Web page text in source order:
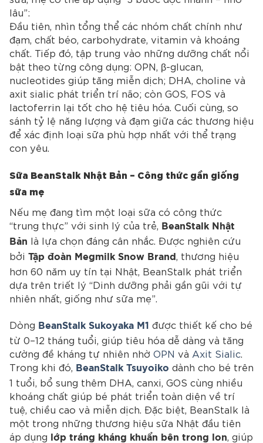
lâu”:
Đầu tiên, nhìn tổng thể các nhóm chất chính như
đạm, chất béo, carbohydrate, vitamin và khoáng
chất. Tiếp đó, tập trung vào những dưỡng chất nổi
bật theo từng công dụng: OPN, β-glucan,
nucleotides giúp tăng miễn dịch; DHA, choline và
axit sialic phát triển trí não; còn GOS, FOS và
lactoferrin lại tốt cho hệ tiêu hóa. Cuối cùng, so
sánh tỷ lệ năng lượng và đạm giữa các thương hiệu
để xác định loại sữa phù hợp nhất với thể trạng
con yêu.
Sữa BeanStalk Nhật Bản – Công thức gần giống
sữa mẹ
Nếu mẹ đang tìm một loại sữa có công thức
“trung thực” với sinh lý của trẻ,
BeanStalk Nhật
Bản là lựa chọn đáng cân nhắc. Được nghiên cứu
bởi Tập đoàn Megmilk Snow Brand
, thương hiệu
hơn 60 năm uy tín tại Nhật, BeanStalk phát triển
dựa trên triết lý “Dinh dưỡng phải gần gũi với tự
nhiên nhất, giống như sữa mẹ”.
Dòng BeanStalk Sukoyaka M1 được thiết kế cho bé
từ 0–12 tháng tuổi, giúp tiêu hóa dễ dàng và tăng
cường đề kháng tự nhiên nhờ OPN và Axit Sialic.
Trong khi đó,
BeanStalk Tsuyoiko dành cho bé trên
1 tuổi, bổ sung thêm DHA, canxi, GOS cùng nhiều
khoáng chất giúp bé phát triển toàn diện về trí
tuệ, chiều cao và miễn dịch. Đặc biệt, BeanStalk là
một trong những thương hiệu sữa Nhật đầu tiên
áp dụng
lớp tráng kháng khuẩn bên trong lon , giúp